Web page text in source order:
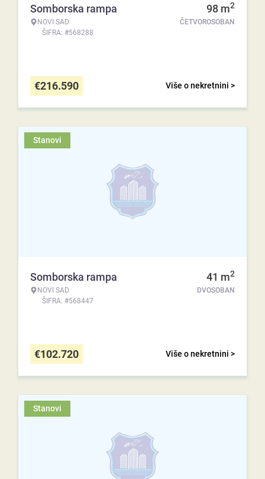
Somborska rampa
NOVI SAD
ŠIFRA: #568288
98 m2
ČETVOROSOBAN
Više o nekretnini >
€216.590
Stanovi
Somborska rampa
NOVI SAD
ŠIFRA: #568447
41 m2
DVOSOBAN
Više o nekretnini >
€102.720
Stanovi